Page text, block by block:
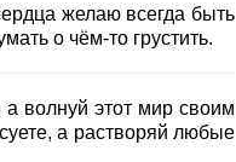
желаю всегда быть
о чём-то грустить.
волнуй этот мир своим
а растворяй любые